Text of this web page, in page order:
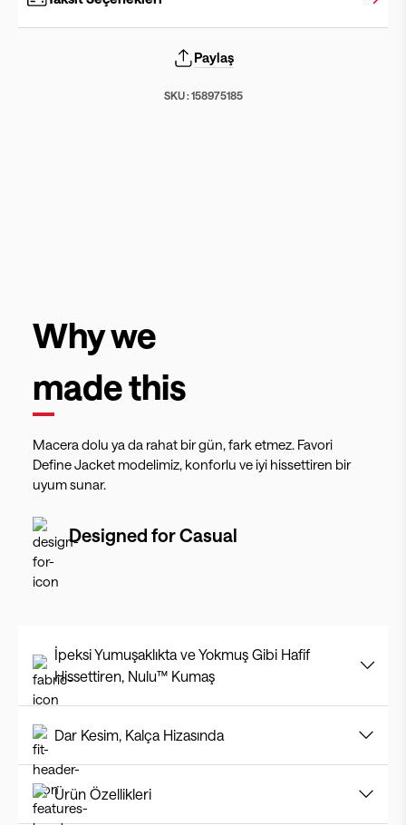
Paylaş
SKU :158975185
Why we
made this
Macera dolu ya da rahat bir gün, fark etmez. Favori
Define Jacket modelimiz, konforlu ve iyi hissettiren bir
uyum sunar.
Designed forCasual
İpeksi Yumuşaklıkta ve Yokmuş Gibi Hafif
Hissettiren, Nulu™ Kumaş
Dar Kesim, Kalça Hizasında
Ürün Özellikleri